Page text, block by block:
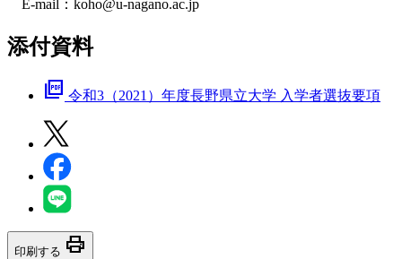
E-mail：koho@u-nagano.ac.jp
添付資料
picture_as_pdf 令和3（2021）年度長野県立大学 入学者選抜要項
印刷する print